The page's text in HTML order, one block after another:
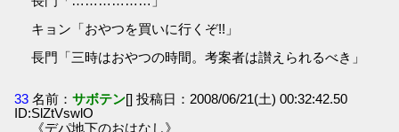
キョン「おやつを買いに行くぞ!!」
長門「三時はおやつの時間。考案者は讃えられるべき」
33 名前：サボテン[] 投稿日：2008/06/21(土) 00:32:42.50
ID:SlZtVswlO
《デパ地下のおはなし》